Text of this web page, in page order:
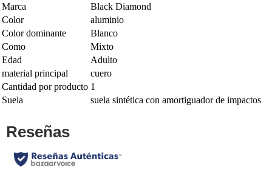
Marca
Black Diamond
Color
aluminio
Color dominante
Blanco
Como
Mixto
Edad
Adulto
material principal
cuero
Cantidad por producto 1
Suela
suela sintética con amortiguador de impactos